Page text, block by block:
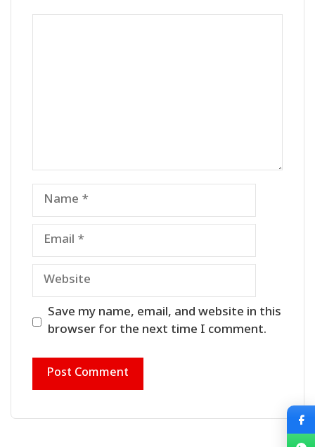
Name
Email
Website
Save my name, email, and website in this
browser for the next time I comment.